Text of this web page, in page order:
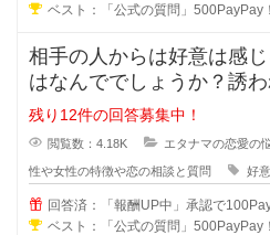
ベスト：「公式の質問」500PayPay！
相手の人からは好意は感
はなんででしょうか？誘
心理を教えてください。女
残り12件の回答募集中！
閲覧数：4.18K エタナマの恋愛の
性や女性の特徴や恋の相談と質問 好意
回答済：「報酬UP中」承認で
ベスト：「公式の質問」500PayPay！